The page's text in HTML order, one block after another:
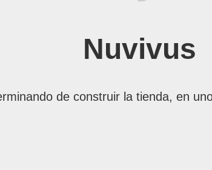
Nuvivus
de construir la tienda, en